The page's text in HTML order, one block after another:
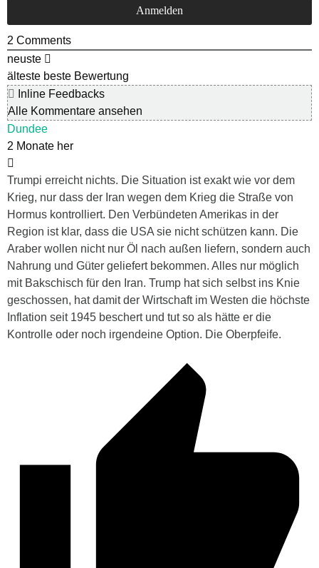
2 Comments
neuste
älteste beste Bewertung
Inline Feedbacks
Alle Kommentare ansehen
Dundee
2 Monate her
Trumpi erreicht nichts. Die Situation ist exakt wie vor dem
Krieg, nur dass der Iran wegen dem Krieg die Straße von
Hormus kontrolliert. Den Verbündeten Amerikas in der
Region ist klar, dass die USA sie nicht schützen kann. Die
Araber wollen nicht nur Öl nach außen liefern, sondern auch
Nahrung und Güter geliefert bekommen. Alles nur möglich
mit Bakschisch für den Iran. Trump hat sich selbst ins Knie
geschossen, hat damit der Wirtschaft im Westen die höchste
Inflation seit 1945 beschert und tut so als hätte er die
Kontrolle oder noch irgendeine Option. Die Oberpfeife.